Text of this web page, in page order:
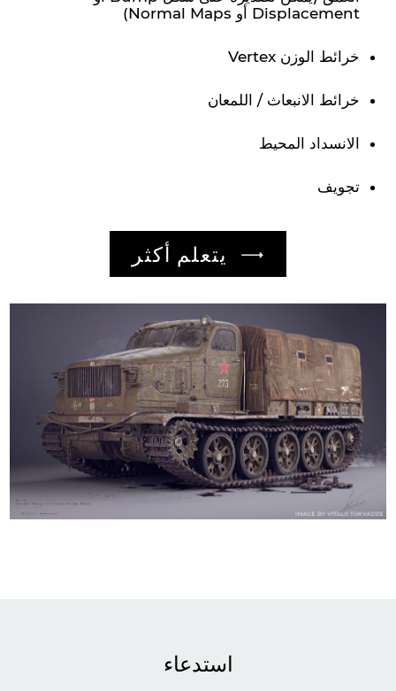
Displacement أو Normal Maps)
خرائط الوزن Vertex
خرائط الانبعاث / اللمعان
الانسداد المحيط
تجويف
يتعلم أكثر
استدعاء